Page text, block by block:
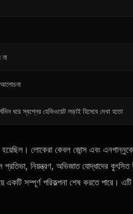
আলোচনা
ধরে স্বপ্নের হেভিওয়েট লড়াই হিসেবে দেখা হতো
লোকেরা কেবল জোন্স এবং
নিয়ন্ত্রণ, অভিজাত যোদ্ধাদের কুৎসিত
সম্পূর্ণ পরিকল্পনা শেষ করতে পারে।